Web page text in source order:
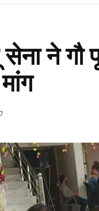
सेना ने गौ